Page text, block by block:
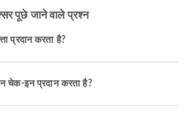
पूछे जाने वाले प्रश्न
प्रदान करता है?
चेक-इन प्रदान करता है?